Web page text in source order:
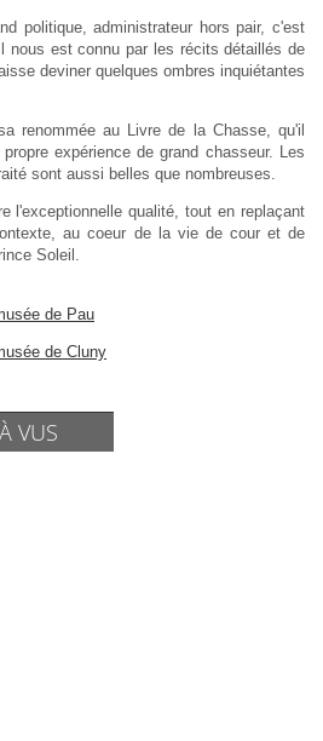
politique, administrateur hors pair, c'est
nous est connu par les récits détaillés de
deviner quelques ombres inquiétantes
renommée au Livre de la Chasse, qu'il
expérience de grand chasseur. Les
sont aussi belles que nombreuses.
l'exceptionnelle qualité, tout en replaçant
au coeur de la vie de cour et de
Soleil.
de Pau
de Cluny
VUS